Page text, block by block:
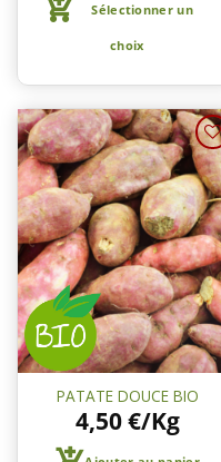
Sélectionner un
choix
Ajouter
à une
liste de
courses
PATATE DOUCE BIO
4,50€/Kg